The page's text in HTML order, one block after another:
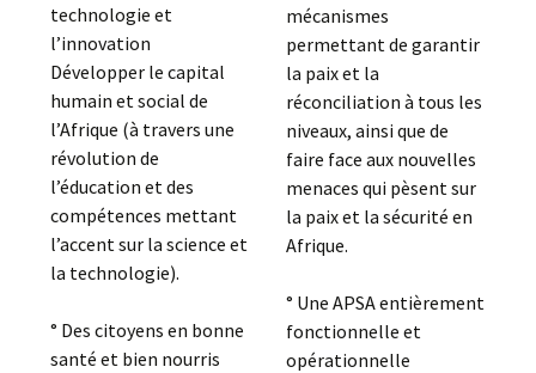
technologie et
l’innovation
Développer le capital
humain et social de
l’Afrique (à travers une
révolution de
l’éducation et des
compétences mettant
l’accent sur la science et
la technologie).
° Des citoyens en bonne
santé et bien nourris
mécanismes
permettant de garantir
la paix et la
réconciliation à tous les
niveaux, ainsi que de
faire face aux nouvelles
menaces qui pèsent sur
la paix et la sécurité en
Afrique.
° Une APSA entièrement
fonctionnelle et
opérationnelle